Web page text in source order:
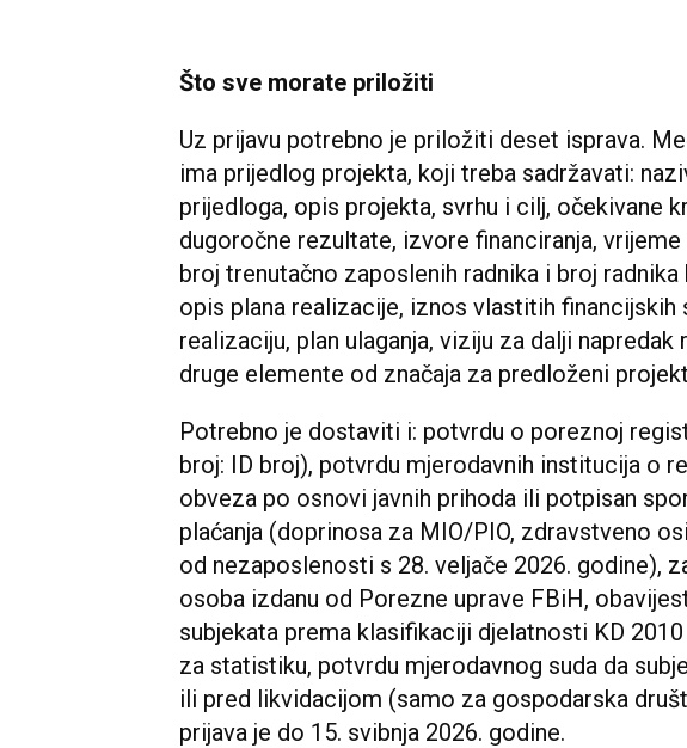
Što sve morate priložiti
Uz prijavu potrebno je priložiti deset isprava.
ima prijedlog projekta, koji treba sadržavati:
prijedloga, opis projekta, svrhu i cilj, očekivane
dugoročne rezultate, izvore financiranja,
broj trenutačno zaposlenih radnika i broj
opis plana realizacije, iznos vlastitih financijskih
realizaciju, plan ulaganja, viziju za dalji
druge elemente od značaja za predloženi
Potrebno je dostaviti i: potvrdu o poreznoj
broj: ID broj), potvrdu mjerodavnih institucija o
obveza po osnovi javnih prihoda ili potpisan
plaćanja (doprinosa za MIO/PIO, zdravstveno
od nezaposlenosti s 28. veljače 2026. godine),
osoba izdanu od Porezne uprave FBiH,
subjekata prema klasifikaciji djelatnosti KD
za statistiku, potvrdu mjerodavnog suda da
ili pred likvidacijom (samo za gospodarska
prijava je do 15. svibnja 2026. godine.